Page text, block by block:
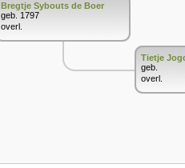
Bregtje Sybouts de Boer
geb. 1797
overl.
Tietje
geb.
overl.